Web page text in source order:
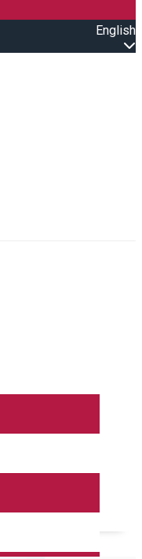
English